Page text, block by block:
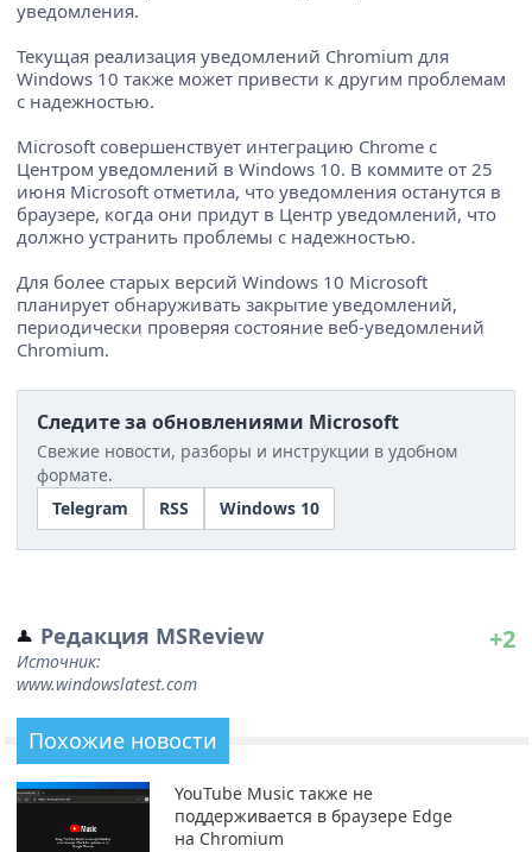
уведомления.
Текущая реализация уведомлений Chromium для
Windows 10 также может привести к другим проблемам
с надежностью.
Microsoft совершенствует интеграцию Chrome с
Центром уведомлений в Windows 10. В коммите от 25
июня Microsoft отметила, что уведомления останутся в
браузере, когда они придут в Центр уведомлений, что
должно устранить проблемы с надежностью.
Для более старых версий Windows 10 Microsoft
планирует обнаруживать закрытие уведомлений,
периодически проверяя состояние веб-уведомлений
Chromium.
Следите за обновлениями Microsoft
Свежие новости, разборы и инструкции в удобном
формате.
Telegram
RSS Windows 10
Редакция MSReview
Источник:
www.windowslatest.com
+2
Похожие новости
YouTube Music также не
поддерживается в браузере Edge
на Chromium